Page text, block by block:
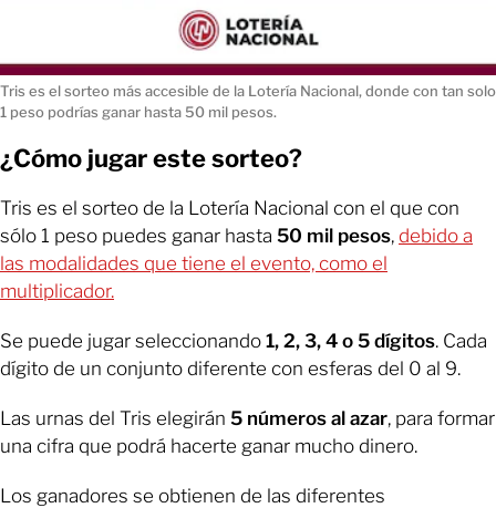
Tris es el sorteo más accesible de la Lotería Nacional, donde con tan solo
1 peso podrías ganar hasta 50 mil pesos.
¿Cómo jugar este sorteo?
Tris es el sorteo de la Lotería Nacional con el que con
sólo 1 peso puedes ganar hasta 50 mil pesos, debido a
las modalidades que tiene el evento, como el
multiplicador.
Se puede jugar seleccionando 1, 2, 3, 4 o 5 dígitos. Cada
dígito de un conjunto diferente con esferas del 0 al 9.
Las urnas del Tris elegirán 5 números al azar, para formar
una cifra que podrá hacerte ganar mucho dinero.
Los ganadores se obtienen de las diferentes